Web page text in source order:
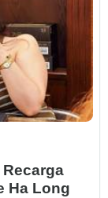
Ha Long